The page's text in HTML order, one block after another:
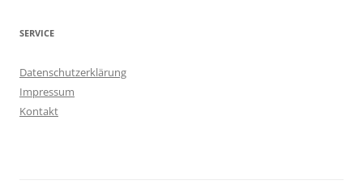
SERVICE
Datenschutzerklärung
Impressum
Kontakt